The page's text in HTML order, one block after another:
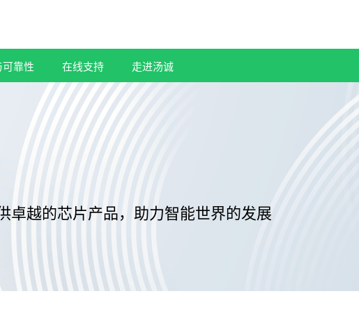
可靠性 在线支持 走进汤诚
卓越的芯片产品，助力智能世界的发展